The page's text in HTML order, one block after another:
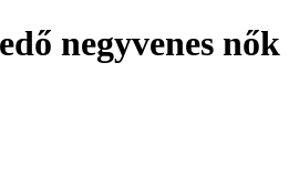
negyvenes nők